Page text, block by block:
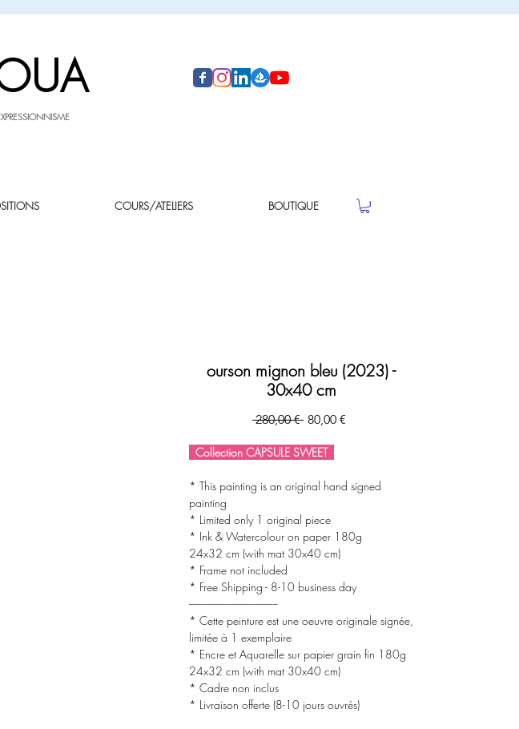
COURS/ATELIERS BOUTIQUE
ourson mignon bleu (2023) -
30x40 cm
280,00 € Prix
80,00 €
Collection CAPSULE SWEET
* This painting is an original hand signed
painting
* Limited only 1 original piece
* Ink & Watercolour on paper 180g
24x32 cm (with mat 30x40 cm)
* Frame not included
* Free Shipping - 8-10 business day
-------------------------------------
* Cette peinture est une oeuvre originale signée,
limitée à 1 exemplaire
* Encre et Aquarelle sur papier grain fin 180g
24x32 cm (with mat 30x40 cm)
* Cadre non inclus
* Livraison offerte (8-10 jours ouvrés)